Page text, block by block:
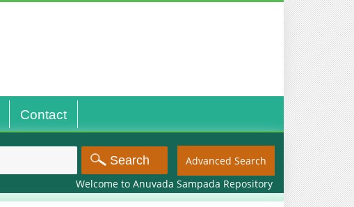
Contact
Advanced Search
Welcome to Anuvada Sampada Repository